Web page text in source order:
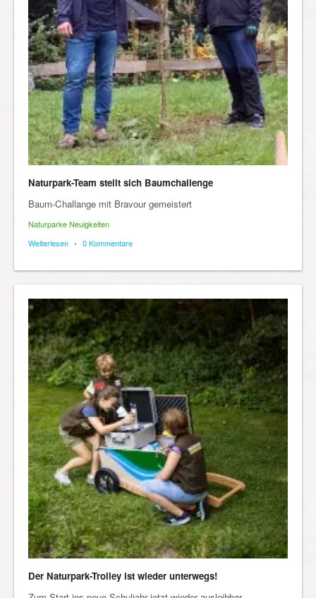
Naturpark-Team stellt sich Baumchallenge
Baum-Challange mit Bravour gemeistert
Naturparke Neuigkeiten
Weiterlesen • 0 Kommentare
Der Naturpark-Trolley ist wieder unterwegs!